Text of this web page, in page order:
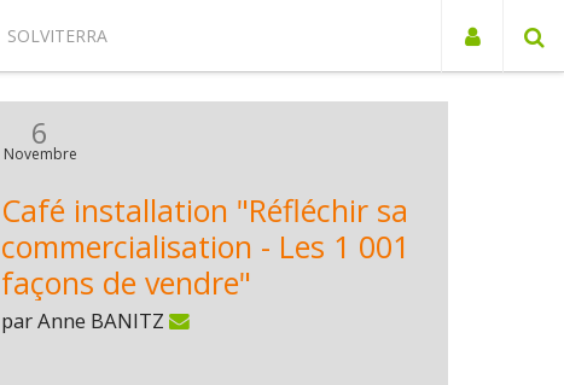
SOLVITERRA
6
Novembre
Café installation "Réfléchir sa
commercialisation - Les 1 001
façons de vendre"
par Anne BANITZ